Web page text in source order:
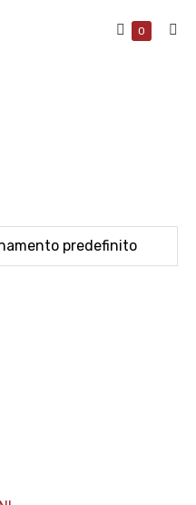
Shopping
0Items